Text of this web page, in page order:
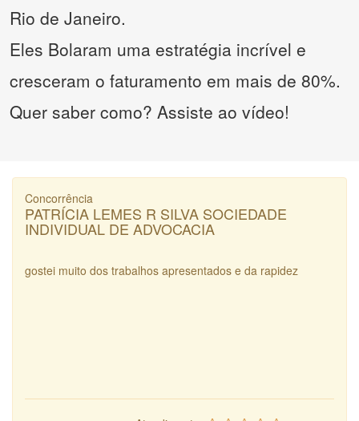
Rio de Janeiro.
Eles Bolaram uma estratégia incrível e
cresceram o faturamento em mais de 80%.
Quer saber como? Assiste ao vídeo!
Concorrência
PATRÍCIA LEMES R SILVA SOCIEDADE
INDIVIDUAL DE ADVOCACIA
gostei muito dos trabalhos apresentados e da rapidez